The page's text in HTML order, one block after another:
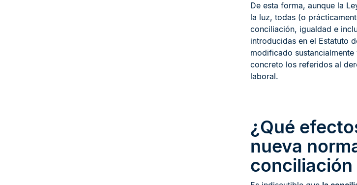
De esta forma, aunque la
la luz, todas (o
conciliación, igualdad e
introducidas en el Estatuto
modificado
concreto los referidos al
laboral.
¿Qué
nueva
conciliación